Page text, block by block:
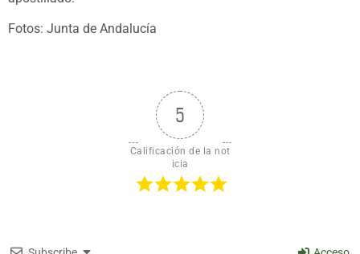
Fotos: Junta de Andalucía
5
Calificación de la not
icia